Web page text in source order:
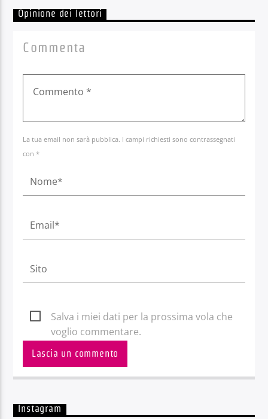
Opinione dei lettori
Commenta
La tua email non sarà pubblica. I campi richiesti sono contrassegnati
con *
Salva i miei dati per la prossima vola che
voglio commentare.
Instagram